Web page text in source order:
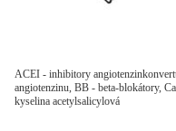
ACEI - inhibitory
angiotenzinu, BB - beta-blokátory,
kyselina acetylsalicylová